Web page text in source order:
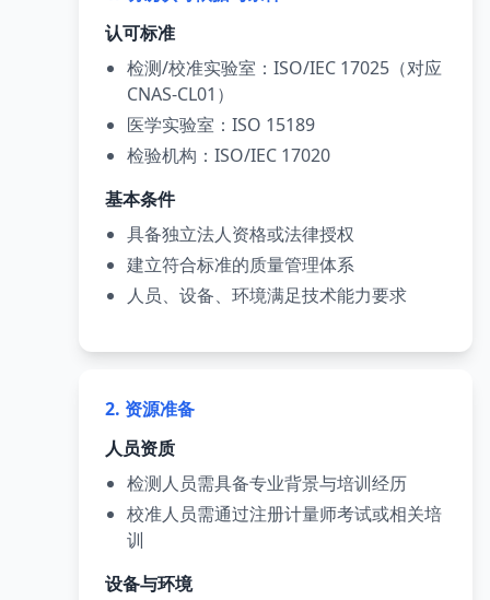
认可标准
检测/校准实验室：ISO/IEC 17025（对应
CNAS-CL01）
医学实验室：ISO 15189
检验机构：ISO/IEC 17020
基本条件
具备独立法人资格或法律授权
建立符合标准的质量管理体系
人员、设备、环境满足技术能力要求
2. 资源准备
人员资质
检测人员需具备专业背景与培训经历
校准人员需通过注册计量师考试或相关培
训
设备与环境